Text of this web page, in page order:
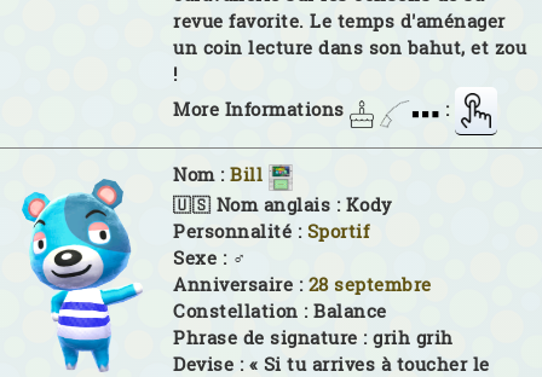
revue favorite. Le temps d'aménager
un coin lecture dans son bahut, et zou
!
More Informations
:
Nom : Bill
🇺🇸 Nom anglais : Kody
Personnalité : Sportif
Sexe : ♂
Anniversaire : 28 septembre
Constellation : Balance
Phrase de signature : grih grih
Devise : « Si tu arrives à toucher le